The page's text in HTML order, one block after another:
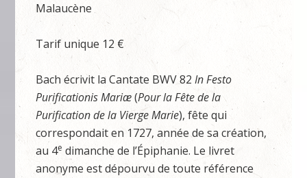
Malaucène
Tarif unique 12 €
Bach écrivit la Cantate BWV 82In Festo
Purificationis Mariæ(Pour la Fête de la
Purification de la Vierge Marie), fête qui
correspondait en 1727, année de sa création,
au 4e dimanche de l’Épiphanie. Le livret
anonyme est dépourvu de toute référence